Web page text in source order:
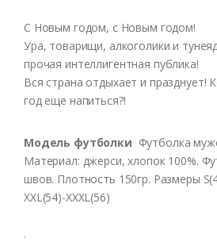
С Новым годом, с Новым годом!
Ура, товарищи, алкоголики и
прочая интеллигентная публика!
Вся страна отдыхает и празднует!
год еще напиться?!
Модель футболки Футболка
Материал: джерси, хлопок 100%.
швов. Плотность 150гр. Размеры
XXL(54)-XXXL(56)
.